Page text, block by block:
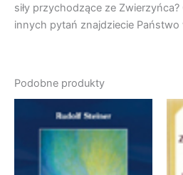
siły przychodzące ze
innych pytań znajdziecie Państwo
Podobne produkty